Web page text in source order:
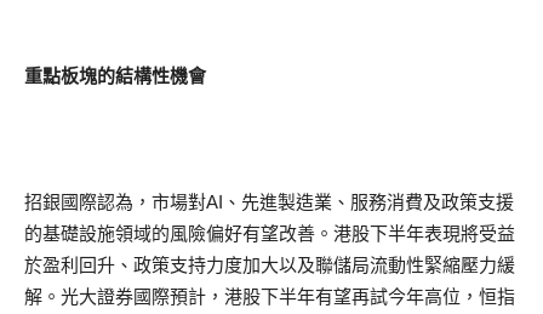
重點板塊的結構性機會
招銀國際認為，市場對AI、先進製造業、服務消費及政策支援
的基礎設施領域的風險偏好有望改善。港股下半年表現將受益
於盈利回升、政策支持力度加大以及聯儲局流動性緊縮壓力緩
解。光大證券國際預計，港股下半年有望再試今年高位，恒指